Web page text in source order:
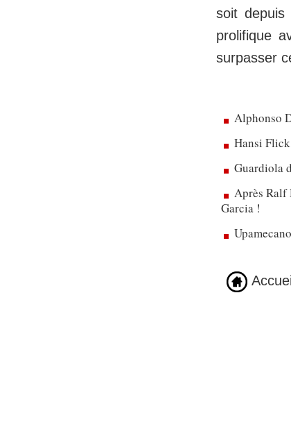
soit
prolifique
surpasser
Alphonso
Hansi
Guardiola
Après Ralf
Garcia !
Accueil